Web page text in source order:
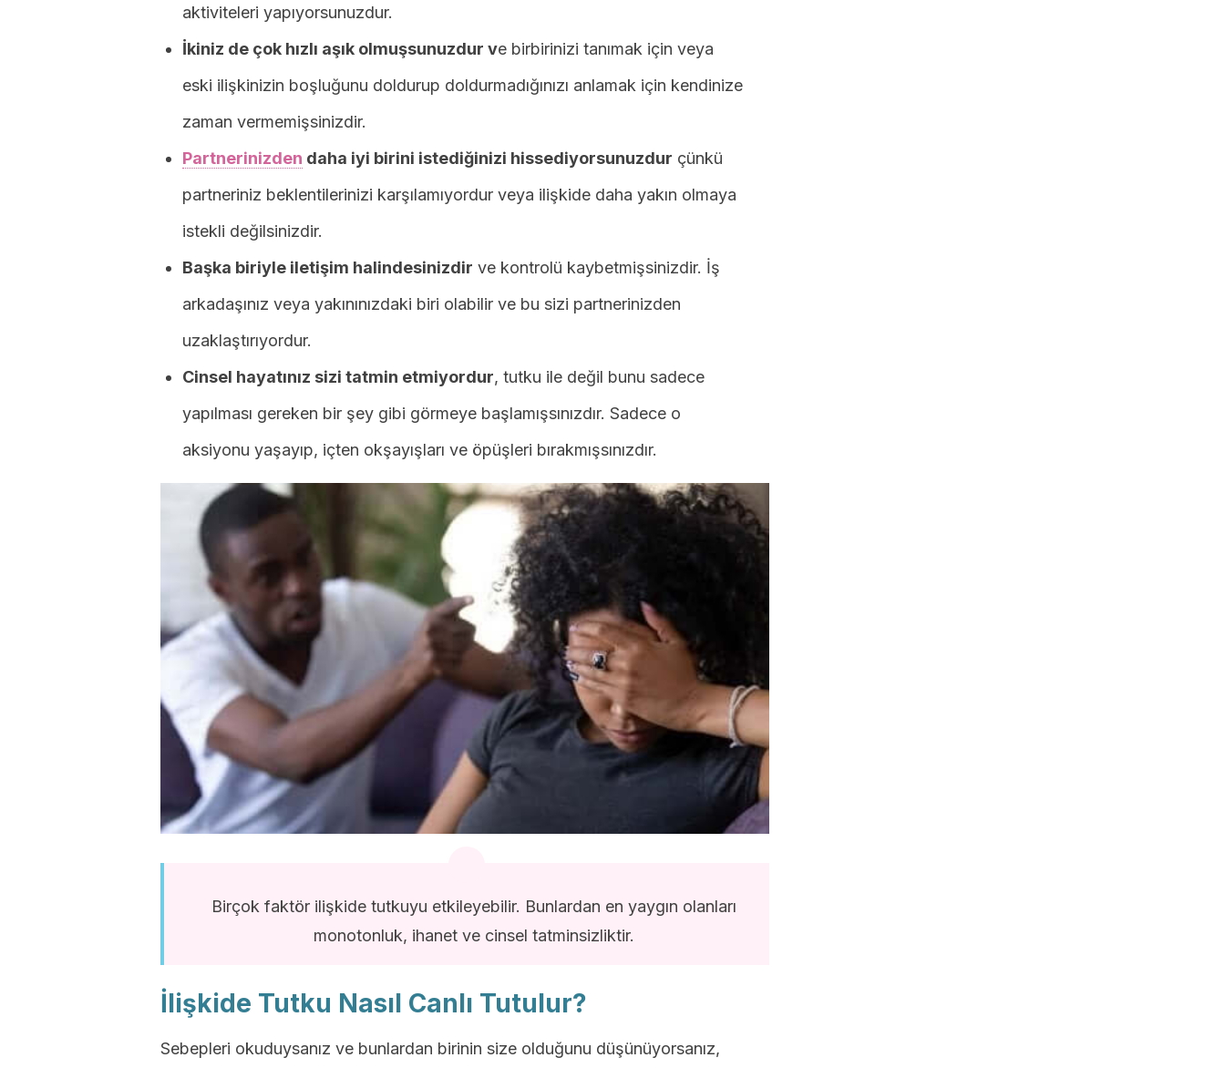
aktiviteleri yapıyorsunuzdur.
İkiniz de çok hızlı aşık olmuşsunuzdur ve birbirinizi tanımak için veya
eski ilişkinizin boşluğunu doldurup doldurmadığınızı anlamak için kendinize
zaman vermemişsinizdir.
Partnerinizden daha iyi birini istediğinizi hissediyorsunuzdur çünkü
partneriniz beklentilerinizi karşılamıyordur veya ilişkide daha yakın olmaya
istekli değilsinizdir.
Başka biriyle iletişim halindesinizdir ve kontrolü kaybetmişsinizdir. İş
arkadaşınız veya yakınınızdaki biri olabilir ve bu sizi partnerinizden
uzaklaştırıyordur.
Cinsel hayatınız sizi tatmin etmiyordur, tutku ile değil bunu sadece
yapılması gereken bir şey gibi görmeye başlamışsınızdır. Sadece o
aksiyonu yaşayıp, içten okşayışları ve öpüşleri bırakmışsınızdır.
Birçok faktör ilişkide tutkuyu etkileyebilir. Bunlardan en yaygın olanları
monotonluk, ihanet ve cinsel tatminsizliktir.
İlişkide Tutku Nasıl Canlı Tutulur?
Sebepleri okuduysanız ve bunlardan birinin size olduğunu düşünüyorsanız,